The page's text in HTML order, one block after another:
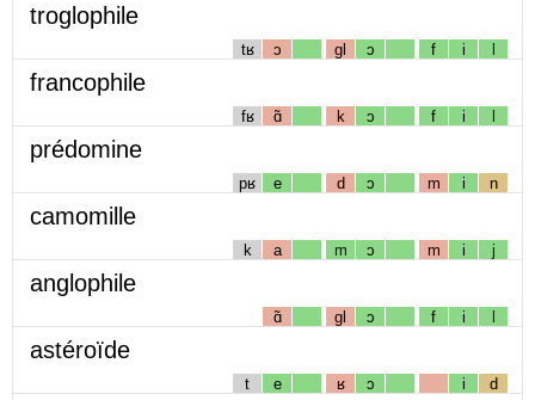
troglophile
tʁ ɔ gl ɔ f i l
francophile
fʁ ɑ̃ k ɔ f i l
prédomine
pʁ e d ɔ m i n
camomille
k a m ɔ m i j
anglophile
ɑ̃ gl ɔ f i l
astéroïde
t e ʁ ɔ i d